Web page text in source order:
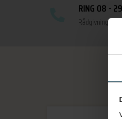
RING 08 -
Rådgivning